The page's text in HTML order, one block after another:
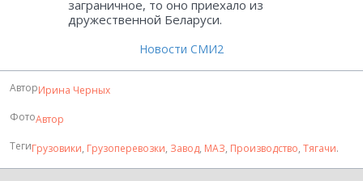
заграничное, то оно приехало из
дружественной Беларуси.
Новости СМИ2
АвторИрина Черных
ФотоАвтор
ТегиГрузовики, Грузоперевозки, Завод, МАЗ, Производство, Тягачи.